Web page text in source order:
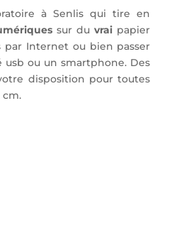
à Senlis qui tire en
sur duvrai papier
par Internet ou bien passer
ou un smartphone. Des
disposition pour toutes
cm.